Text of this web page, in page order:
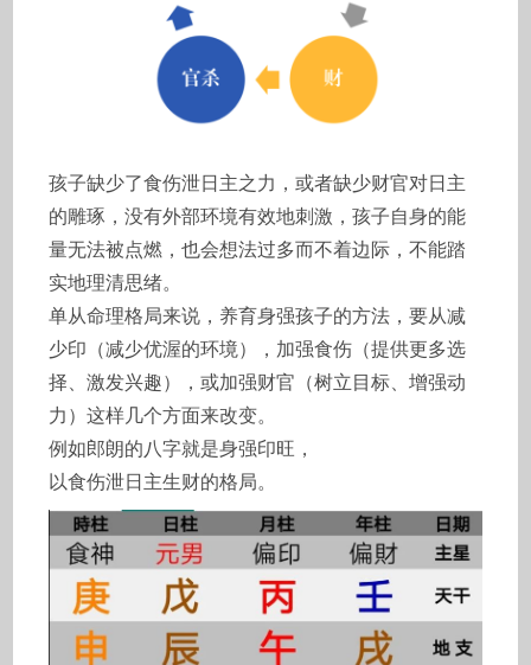
孩子缺少了食伤泄日主之力，或者缺少财官对日主
的雕琢，没有外部环境有效地刺激，孩子自身的能
量无法被点燃，也会想法过多而不着边际，不能踏
实地理清思绪。
单从命理格局来说，养育身强孩子的方法，要从减
少印（减少优渥的环境），加强食伤（提供更多选
择、激发兴趣），或加强财官（树立目标、增强动
力）这样几个方面来改变。
例如郎朗的八字就是身强印旺，
以食伤泄日主生财的格局。